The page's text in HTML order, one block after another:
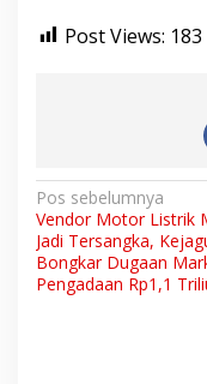
Post Views: 183
N
a
v
Pos sebelumnya
Vendor Motor Listrik
Jadi Tersangka,
Bongkar Dugaan
Pengadaan Rp1,1